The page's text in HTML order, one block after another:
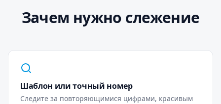
Зачем нужно слежение
Шаблон или точный номер
Следите за повторяющимися цифрами, красивым